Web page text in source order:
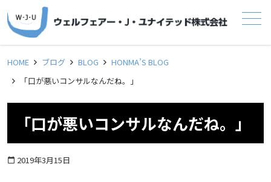
メニュー
HOME ブログ BLOG
HONMA’S BLOG
「口が悪いコンサルなんだね。」
「口が悪いコンサルなんだね。」
calendar_today 2019年3月15日